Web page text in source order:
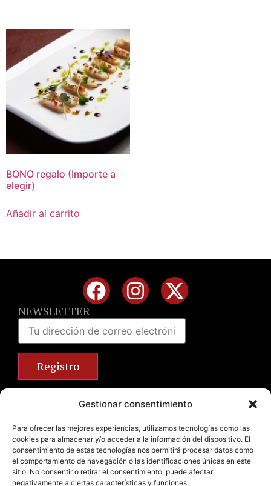
Gestionar consentimiento
Para ofrecer las mejores experiencias, utilizamos tecnologías como las
cookies para almacenar y/o acceder a la información del dispositivo. El
consentimiento de estas tecnologías nos permitirá procesar datos como
el comportamiento de navegación o las identificaciones únicas en este
sitio. No consentir o retirar el consentimiento, puede afectar
negativamente a ciertas características y funciones.
BONO regalo (Importe a
elegir)
Añadir al carrito
NEWSLETTER
+34 963 672 314
info@emilianobodega.com
Parking gratuito